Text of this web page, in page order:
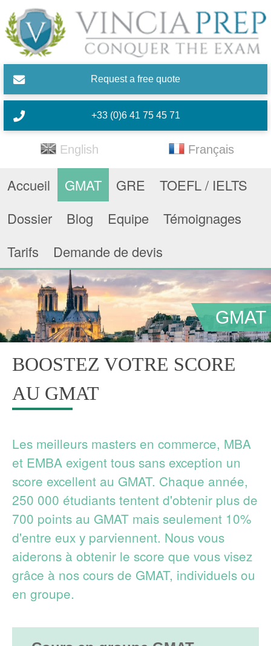
Skip to main content
Request a free quote
+33 (0)6 41 75 45 71
English Français
Accueil GMAT GRE
TOEFL / IELTS
Dossier
Blog Equipe
Témoignages
Tarifs
Demande de devis
GMAT
BOOSTEZ VOTRE SCORE
AU GMAT
Les meilleurs masters en commerce, MBA
et EMBA exigent tous sans exception un
score excellent au GMAT. Chaque année,
250 000 étudiants tentent d'obtenir plus de
700 points au GMAT mais seulement 10%
d'entre eux y parviennent. Nous vous
aiderons à obtenir le score que vous visez
grâce à nos cours de GMAT, individuels ou
en groupe.